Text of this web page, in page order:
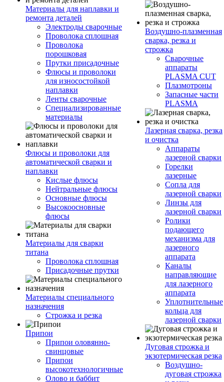
Материалы для наплавки и
ремонта деталей
Электроды сварочные
Проволока сплошная
Проволока
порошковая
Прутки присадочные
Флюсы и проволоки
для износостойкой
наплавки
Ленты сварочные
Специализированные
материалы
Флюсы и проволоки для
автоматической сварки и
наплавки
Кислые флюсы
Нейтральные флюсы
Основные флюсы
Высокоосновные
флюсы
Материалы для сварки
титана
Проволока сплошная
Присадочные прутки
Материалы специального
назначения
Строжка и резка
Припои
Припои оловянно-
свинцовые
Припои
высокотехнологичные
Олово и баббит
Воздушно-плазменная
сварка, резка и
строжка
Сварочные
аппараты
PLASMA CUT
Плазмотроны
Запасные части
PLASMA
Лазерная сварка, резка
и очистка
Аппараты
лазерной сварки
Горелки
лазерные
Сопла для
лазерной сварки
Линзы для
лазерной сварки
Ролики
подающего
механизма для
лазерного
аппарата
Каналы
направляющие
для лазерного
аппарата
Уплотнительные
кольца для
лазерной сварки
Дуговая строжка и
экзотермическая резка
Воздушно-
дуговая строжка